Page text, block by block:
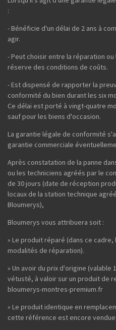
:
- Bénéficie d'un délai de 2 ans à
agir.
- Peut choisir entre la réparation
réserve des conditions de coûts.
- Est dispensé de rapporter la
conformité du bien durant les six
Ce délai est porté à vingt-quatre
sauf pour les biens d'occasion.
La garantie légale de conformité
garantie commerciale
Après constatation de la panne
ou les techniciens agréés par le
de 30 jours (date de réception
locaux de la station technique
Bloumerys),
Bloumerys vous attribuera soit :
» Le produit réparé (dans ce
modalités de réparation).
» Un avoir du prix d'origine (valable
vétusté, à valoir sur un produit de
bloumerys-montres-premium.fr
» Le produit identique en
cette référence est encore vendue.